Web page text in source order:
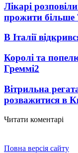
Лікарі
прожити більше
В Італії
Королі та
Греммі2
Вітрильна
розважитися в
Читати коментарі
Повна версія сайту